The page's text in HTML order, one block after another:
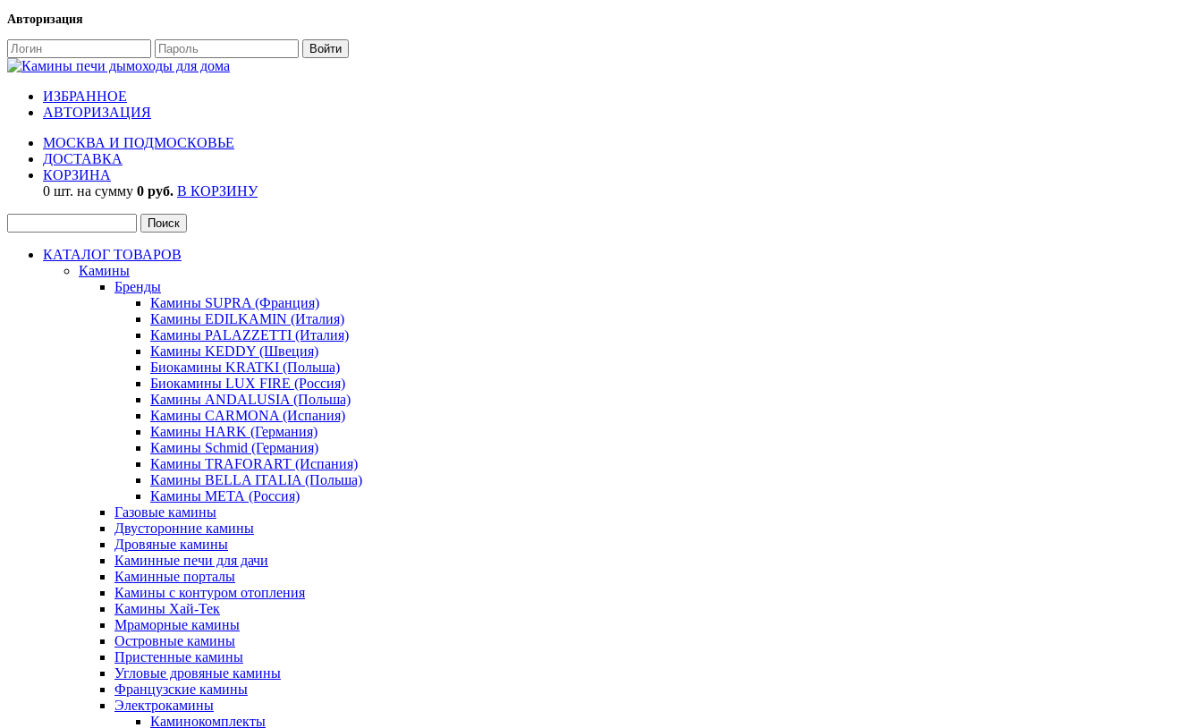
Авторизация
ИЗБРАННОЕ
АВТОРИЗАЦИЯ
МОСКВА И ПОДМОСКОВЬЕ
ДОСТАВКА
КОРЗИНА
0 шт. на сумму 0 руб. В КОРЗИНУ
КАТАЛОГ ТОВАРОВ
Камины
Бренды
Камины SUPRA (Франция)
Камины EDILKAMIN (Италия)
Камины PALAZZETTI (Италия)
Камины KEDDY (Швеция)
Биокамины KRATKI (Польша)
Биокамины LUX FIRE (Россия)
Камины ANDALUSIA (Польша)
Камины CARMONA (Испания)
Камины HARK (Германия)
Камины Schmid (Германия)
Камины TRAFORART (Испания)
Камины BELLA ITALIA (Польша)
Камины МЕТА (Россия)
Газовые камины
Двусторонние камины
Дровяные камины
Каминные печи для дачи
Каминные порталы
Камины с контуром отопления
Камины Хай-Тек
Мраморные камины
Островные камины
Пристенные камины
Угловые дровяные камины
Французские камины
Электрокамины
Каминокомплекты